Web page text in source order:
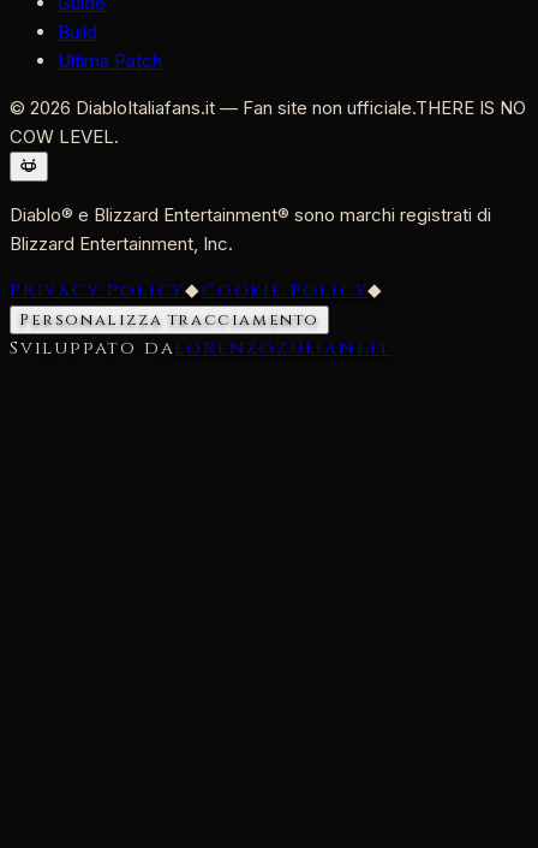
Build
Ultima Patch
© 2026 DiabloItaliafans.it — Fan site non ufficiale.THERE IS NO
COW LEVEL.
Diablo® e Blizzard Entertainment® sono marchi registrati di
Blizzard Entertainment, Inc.
Privacy Policy◆Cookie Policy◆
Personalizza tracciamento
Sviluppato dalorenzozuliani.it